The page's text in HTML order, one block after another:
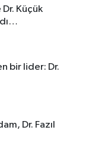
Küçük
bir lider: Dr.
Dr. Fazıl